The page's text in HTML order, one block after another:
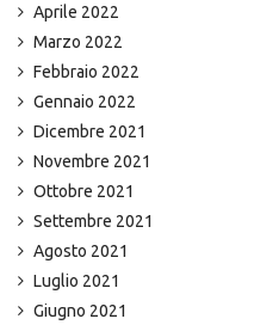
Aprile 2022
Marzo 2022
Febbraio 2022
Gennaio 2022
Dicembre 2021
Novembre 2021
Ottobre 2021
Settembre 2021
Agosto 2021
Luglio 2021
Giugno 2021